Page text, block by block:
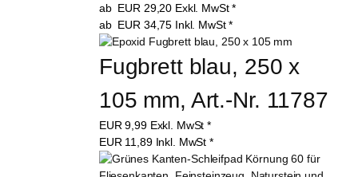
ab EUR 29,20 Exkl. MwSt *
ab EUR 34,75 Inkl. MwSt *
Fugbrett blau, 250 x
105 mm, Art.-Nr. 11787
EUR9,99 Exkl. MwSt *
EUR 11,89 Inkl. MwSt *